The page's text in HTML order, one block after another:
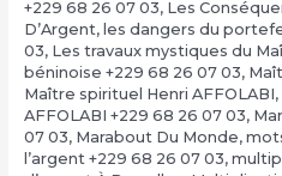
+229 68 26 07 03, Les
D’Argent, les dangers du
03, Les travaux mystiques du
béninoise +229 68 26 07 03,
Maître spirituel Henri AFFOLABI,
AFFOLABI +229 68 26 07 03,
07 03, Marabout Du Monde,
l’argent +229 68 26 07 03,